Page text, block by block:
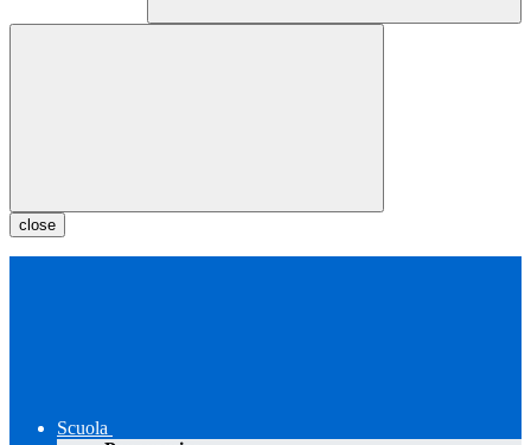
close
Scuola